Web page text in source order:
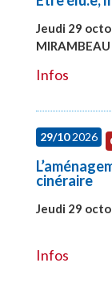
Jeudi 29
MIRAMBEAU
Infos
29/102026
cinéraire
Jeudi 29
Infos